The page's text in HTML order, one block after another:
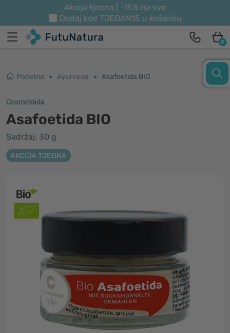
Akcija tjedna | -15% na sve
Dodaj kod TJEDAN15 u košaricu
0
Početna Ayurveda Asafoetida BIO
CosmoVeda
Asafoetida BIO
Sadržaj: 30 g
AKCIJA TJEDNA